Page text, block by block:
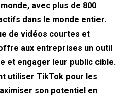
avec plus de 800
dans le monde entier.
de vidéos courtes et
aux entreprises un outil
et engager leur public cible.
utiliser TikTok pour les
son potentiel en